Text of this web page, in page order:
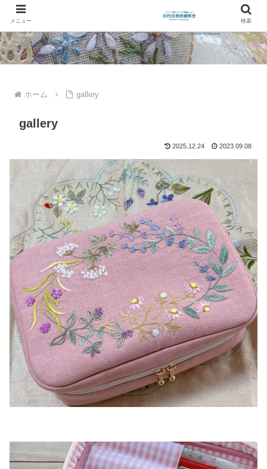
ホーム gallery
gallery
2025.12.24 2023.09.08
メニュー 検索